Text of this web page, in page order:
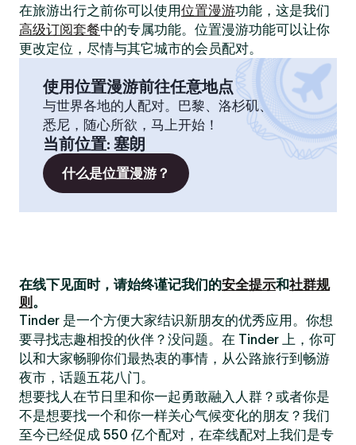
在旅游出行之前你可以使用位置漫游功能，这是我们
高级订阅套餐中的专属功能。位置漫游功能可以让你
更改定位，尽情与其它城市的会员配对。
使用位置漫游前往任意地点
与世界各地的人配对。巴黎、洛杉矶、
悉尼，随心所欲，马上开始！
当前位置: 塞朗
什么是位置漫游？
在线下见面时，请始终谨记我们的安全提示和社群规
则 。
Tinder 是一个方便大家结识新朋友的优秀应用。你想
要寻找志趣相投的伙伴？没问题。在 Tinder 上，你可
以和大家畅聊你们最热衷的事情，从公路旅行到畅游
夜市，话题五花八门。
想要找人在节日里和你一起勇敢融入人群？或者你是
不是想要找一个和你一样关心气候变化的朋友？我们
至今已经促成 550 亿个配对，在牵线配对上我们是专